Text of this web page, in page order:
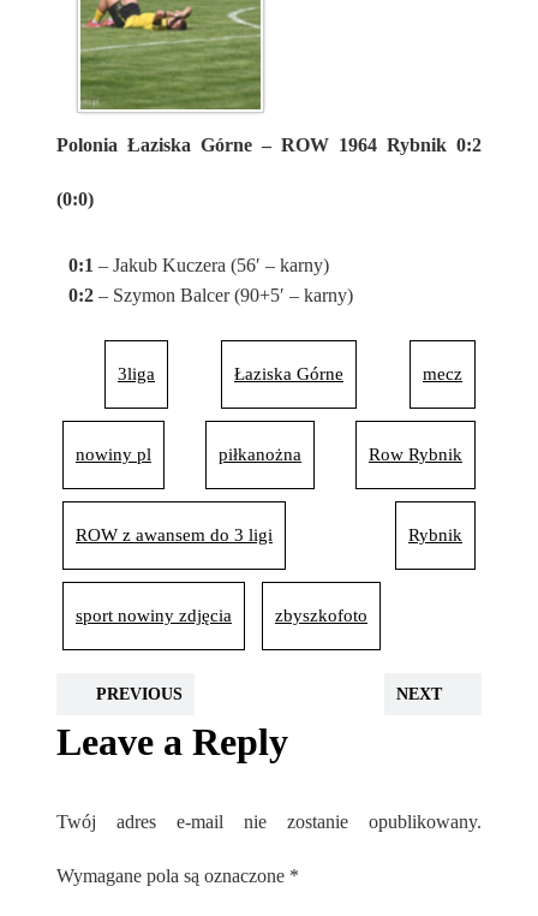
Polonia Łaziska Górne – ROW 1964 Rybnik 0:2
(0:0)
0:1 – Jakub Kuczera (56′ – karny)
0:2 – Szymon Balcer (90+5′ – karny)
3liga Łaziska Górne mecz
nowiny pl piłkanożna Row Rybnik
ROW z awansem do 3 ligi Rybnik
sport nowiny zdjęcia zbyszkofoto
PREVIOUS NEXT
Leave a Reply
Twój adres e-mail nie zostanie opublikowany.
Wymagane pola są oznaczone *